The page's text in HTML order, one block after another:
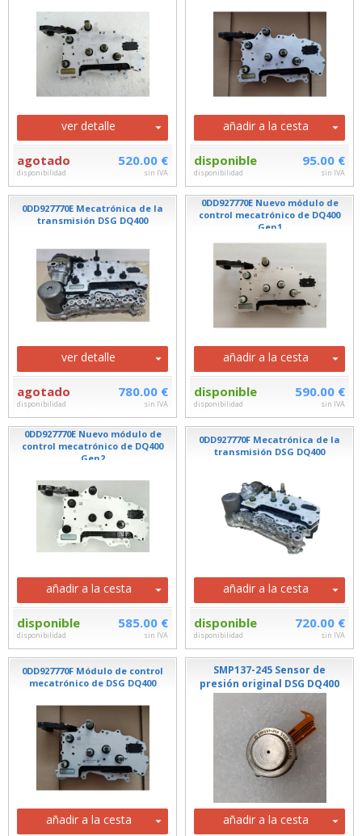
ver detalle
agotado
disponibilidad
520.00 €
sin IVA
añadir a la cesta
disponible
disponibilidad
95.00 €
sin IVA
0DD927770E Mecatrónica de la
transmisión DSG DQ400
ver detalle
agotado
disponibilidad
780.00 €
sin IVA
0DD927770E Nuevo módulo de
control mecatrónico de DQ400
Gen1
añadir a la cesta
disponible
disponibilidad
590.00 €
sin IVA
0DD927770E Nuevo módulo de
control mecatrónico de DQ400
Gen2
añadir a la cesta
disponible
disponibilidad
585.00 €
sin IVA
0DD927770F Mecatrónica de la
transmisión DSG DQ400
añadir a la cesta
disponible
disponibilidad
720.00 €
sin IVA
0DD927770F Módulo de control
mecatrónico de DSG DQ400
añadir a la cesta
SMP137-245 Sensor de
presión original DSG DQ400
añadir a la cesta